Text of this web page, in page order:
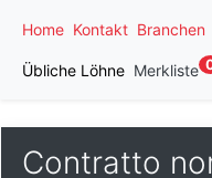
Home Kontakt Branchen
Übliche Löhne Merkliste
Contratto